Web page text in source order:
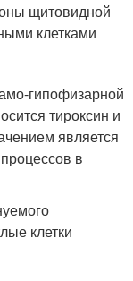
щитовидной
клетками
гипофизарной
тироксин и
является
в
клетки